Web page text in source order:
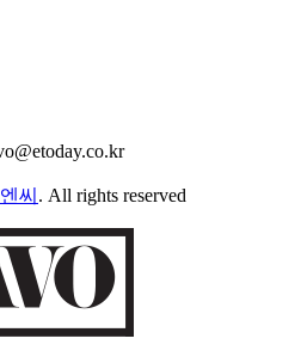
씨 . All rights reserved